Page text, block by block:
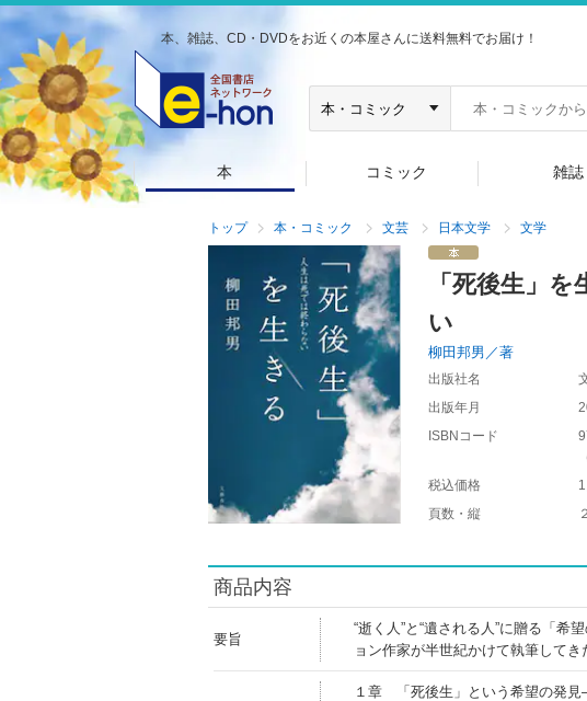
本、雑誌、CD・DVDをお近くの本屋さんに送料無料でお届け！
本 コミック 雑誌
トップ 本・コミック 文芸 日本文学 文学
「死後生」
い
柳田邦男／著
出版社名
出版年月
ISBNコード
税込価格
頁数・縦
商品内容
要旨
“逝く人”と“遺される人”に贈る「
ョン作家が半世紀かけて執筆してき
１章 「死後生」という希望の発